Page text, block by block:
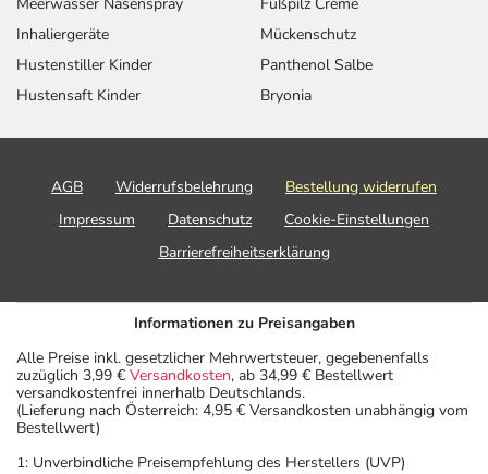
Inhaliergeräte
Hustenstiller Kinder
Hustensaft Kinder
Mückenschutz
Panthenol Salbe
Bryonia
AGB Widerrufsbelehrung
Bestellung widerrufen
Impressum
Datenschutz
Cookie-Einstellungen
Barrierefreiheitserklärung
Informationen zu Preisangaben
Alle Preise inkl. gesetzlicher Mehrwertsteuer, gegebenenfalls
zuzüglich 3,99 € Versandkosten, ab 34,99 € Bestellwert
versandkostenfrei innerhalb Deutschlands.
(Lieferung nach Österreich: 4,95 € Versandkosten unabhängig vom
Bestellwert)
1: Unverbindliche Preisempfehlung des Herstellers (UVP)